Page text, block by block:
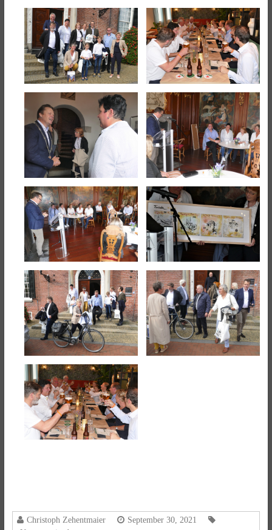
Christoph Zehentmaier
September 30, 2021